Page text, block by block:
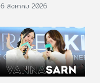
6 สิงหาคม 2026